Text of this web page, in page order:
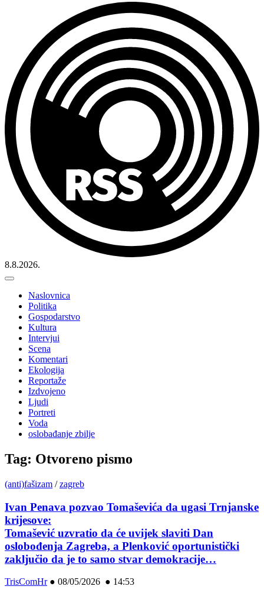
8.8.2026.
Naslovnica
Politika
Gospodarstvo
Kultura
Intervjui
Scena
Komentari
Ekologija
Reportaže
Izdvojeno
Ljudi
Portreti
Voda
oslobađanje zbilje
Tag: Otvoreno pismo
(anti)fašizam /zagreb
Ivan Penava pozvao Tomaševića da ugasi Trnjanske
krijesove:
Tomašević uzvratio da će uvijek slaviti Dan
oslobođenja Zagreba, a Plenković oportunistički
zaključio da je to samo stvar demokracije…
TrisComHr● 08/05/2026 ● 14:53